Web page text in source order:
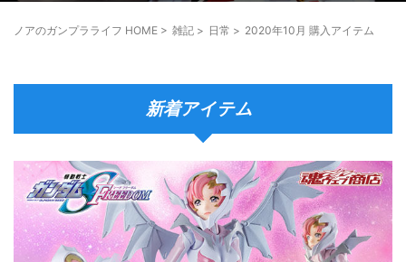
ノアのガンプラライフ HOME > 雑記 > 日常 > 2020年10月 購入アイテム
新着アイテム